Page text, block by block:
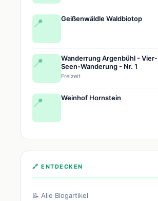
📍 Geißenwäldle Waldbiotop
📍
Wanderrung Argenbühl - Vier-
Seen-Wanderung - Nr. 1
Freizeit
📍 Weinhof Hornstein
🔗 ENTDECKEN
📝 Alle Blogartikel